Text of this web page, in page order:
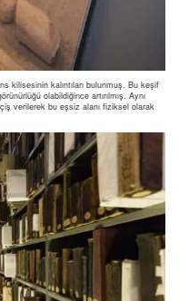
kilisesinin kalıntıları bulunmuş. Bu keşif
olabildiğince artırılmış. Aynı
verilerek bu eşsiz alanı fiziksel olarak